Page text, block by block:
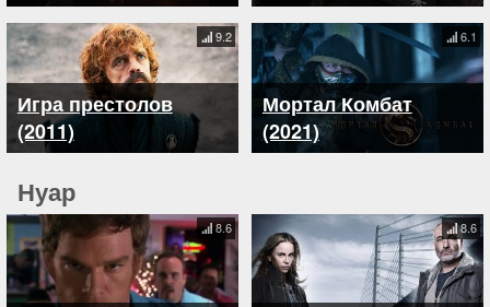
Игра престолов
(2011)
9.2
Мортал Комбат
(2021)
6.1
Нуар
8.6 8.6